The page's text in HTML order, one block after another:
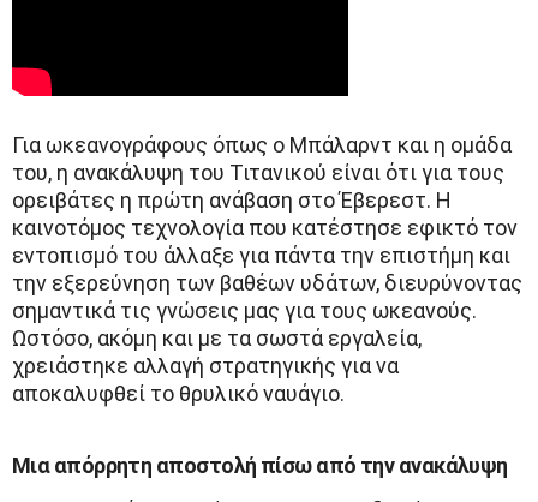
Για ωκεανογράφους όπως ο Μπάλαρντ και η ομάδα
του, η ανακάλυψη του Τιτανικού είναι ότι για τους
ορειβάτες η πρώτη ανάβαση στο Έβερεστ. Η
καινοτόμος τεχνολογία που κατέστησε εφικτό τον
εντοπισμό του άλλαξε για πάντα την επιστήμη και
την εξερεύνηση των βαθέων υδάτων, διευρύνοντας
σημαντικά τις γνώσεις μας για τους ωκεανούς.
Ωστόσο, ακόμη και με τα σωστά εργαλεία,
χρειάστηκε αλλαγή στρατηγικής για να
αποκαλυφθεί το θρυλικό ναυάγιο.
Μια απόρρητη αποστολή πίσω από την ανακάλυψη